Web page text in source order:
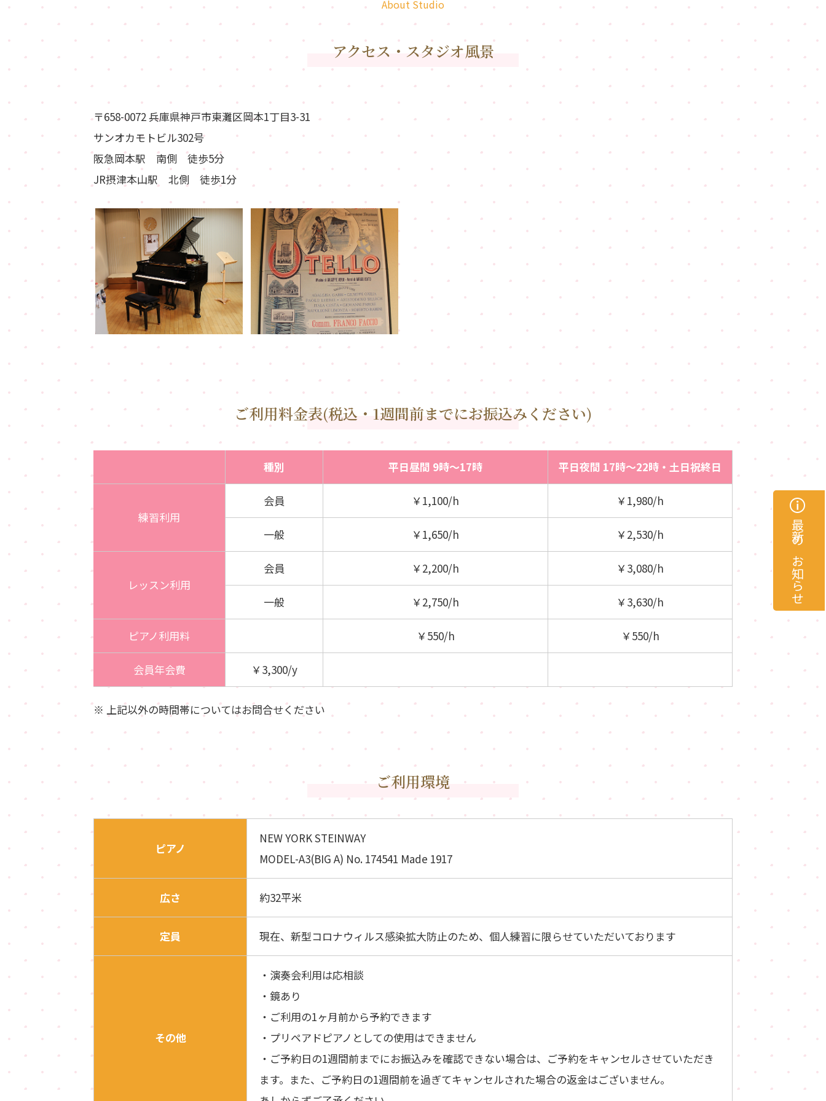
About Studio
アクセス・スタジオ風景
〒658-0072 兵庫県神戸市東灘区岡本1丁目3-31
サンオカモトビル302号
阪急岡本駅 南側 徒歩5分
JR摂津本山駅 北側 徒歩1分
ご利用料金表(税込・1週間前までにお振込みください)
種別 平日昼間 9時～17時 平日夜間 17時～22時 ・土日祝終日
練習利用
会員 ￥1,100/h ￥1,980/h
一般 ￥1,650/h ￥2,530/h
レッスン利用
会員 ￥2,200/h ￥3,080/h
一般 ￥2,750/h ￥3,630/h
ピアノ利用料 ￥550/h ￥550/h
会員年会費 ￥3,300/y
※ 上記以外の時間帯についてはお問合せください
ご利用環境
ピアノ
NEW YORK STEINWAY
MODEL-A3(BIG A) No. 174541 Made 1917
広さ 約32平米
定員 現在、新型コロナウィルス感染拡大防止のため、個人練習に限らせていただいております
その他
・演奏会利用は応相談
・鏡あり
・ご利用の1ヶ月前から予約できます
・プリペアドピアノとしての使用はできません
・ご予約日の1週間前までにお振込みを確認できない場合は、ご予約をキャンセルさせていただき
ます。また、ご予約日の1週間前を過ぎてキャンセルされた場合の返金はございません。
最新のお知らせ